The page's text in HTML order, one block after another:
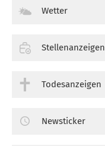
Wetter
Stellenanzeigen
Todesanzeigen
Newsticker